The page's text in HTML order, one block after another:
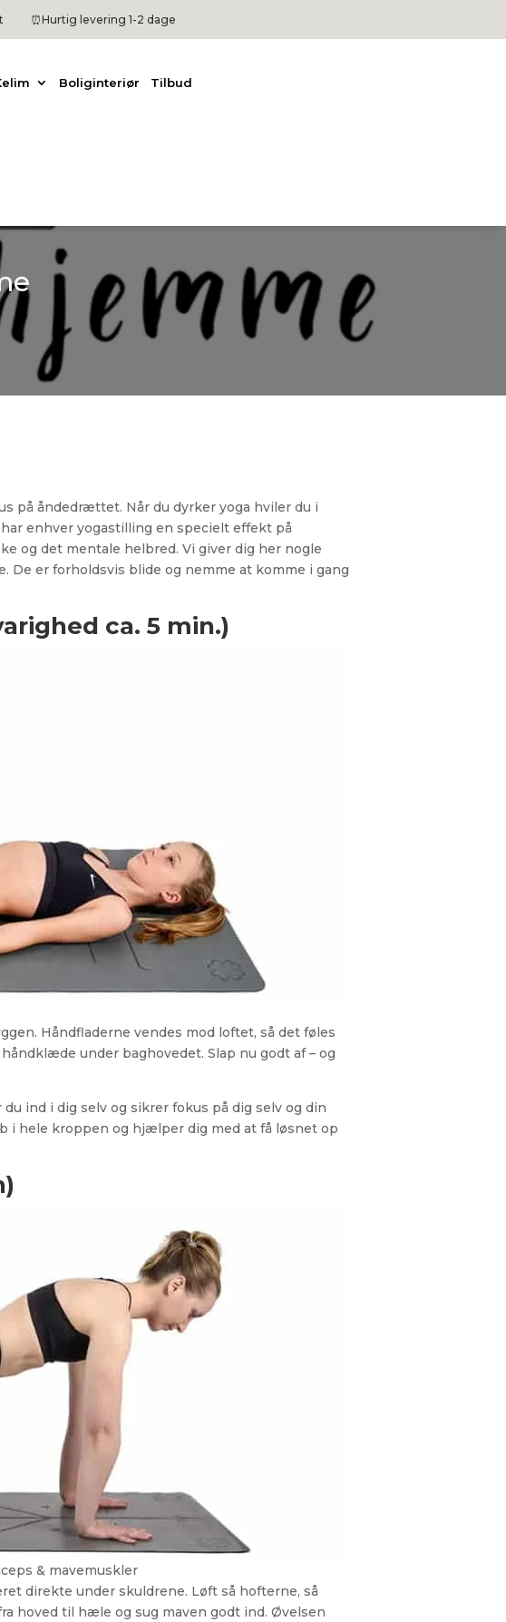
⏰Hurtig levering 1-2 dage
Boliginteriør Tilbud
på åndedrættet. Når du dyrker yoga hviler du i
enhver yogastilling en specielt effekt på
og det mentale helbred. Vi giver dig her nogle
De er forholdsvis blide og nemme at komme i gang
ca. 5 min.)
Håndfladerne vendes mod loftet, så det føles
under baghovedet. Slap nu godt af – og
ind i dig selv og sikrer fokus på dig selv og din
i hele kroppen og hjælper dig med at få løsnet op
& mavemuskler
direkte under skuldrene. Løft så hofterne, så
hoved til hæle og sug maven godt ind. Øvelsen